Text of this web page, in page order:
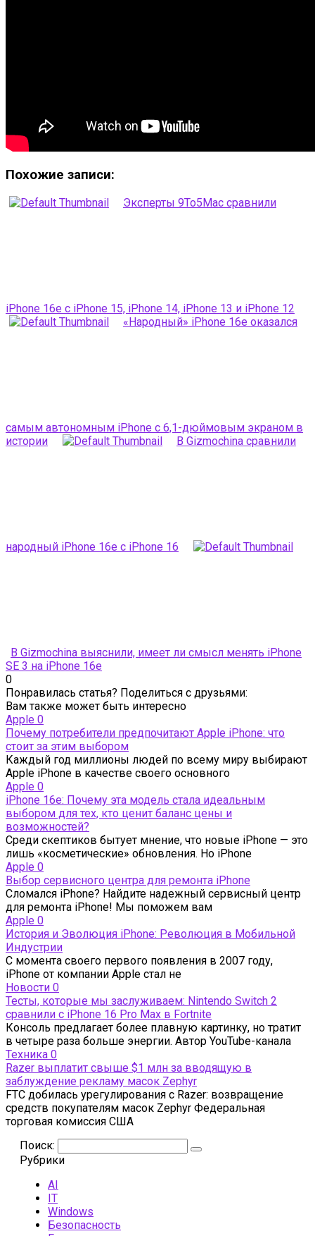
Похожие записи:
Эксперты 9To5Mac сравнили
iPhone 16e с iPhone 15, iPhone 14, iPhone 13 и iPhone 12
«Народный» iPhone 16e оказался
самым автономным iPhone c 6,1-дюймовым экраном в
истории
В Gizmochina сравнили
народный iPhone 16e с iPhone 16
В Gizmochina выяснили, имеет ли смысл менять iPhone
SE 3 на iPhone 16e
0
Понравилась статья? Поделиться с друзьями:
Вам также может быть интересно
Apple 0
Почему потребители предпочитают Apple iPhone: что
стоит за этим выбором
Каждый год миллионы людей по всему миру выбирают
Apple iPhone в качестве своего основного
Apple 0
iPhone 16e: Почему эта модель стала идеальным
выбором для тех, кто ценит баланс цены и
возможностей?
Среди скептиков бытует мнение, что новые iPhone — это
лишь «косметические» обновления. Но iPhone
Apple 0
Выбор сервисного центра для ремонта iPhone
Сломался iPhone? Найдите надежный сервисный центр
для ремонта iPhone! Мы поможем вам
Apple 0
История и Эволюция iPhone: Революция в Мобильной
Индустрии
С момента своего первого появления в 2007 году,
iPhone от компании Apple стал не
Новости 0
Тесты, которые мы заслуживаем: Nintendo Switch 2
сравнили с iPhone 16 Pro Max в Fortnite
Консоль предлагает более плавную картинку, но тратит
в четыре раза больше энергии. Автор YouTube-канала
Техника 0
Razer выплатит свыше $1 млн за вводящую в
заблуждение рекламу масок Zephyr
FTC добилась урегулирования с Razer: возвращение
средств покупателям масок Zephyr Федеральная
торговая комиссия США
Поиск:
Рубрики
AI
IT
Windows
Безопасность